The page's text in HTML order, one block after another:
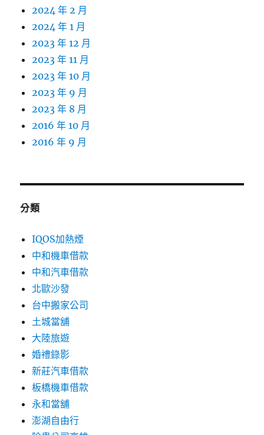
2024 年 2 月
2024 年 1 月
2023 年 12 月
2023 年 11 月
2023 年 10 月
2023 年 9 月
2023 年 8 月
2016 年 10 月
2016 年 9 月
分類
IQOS加熱煙
中和機車借款
中和汽車借款
北歐沙發
台中搬家公司
土城當舖
大陸旅遊
婚禮錄影
新莊汽車借款
板橋機車借款
永和當舖
澎湖自由行